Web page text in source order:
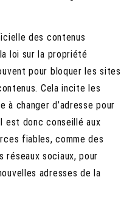
des contenus
loi sur la propriété
pour bloquer les sites
Cela incite les
à changer d’adresse pour
donc conseillé aux
fiables, comme des
réseaux sociaux, pour
adresses de la